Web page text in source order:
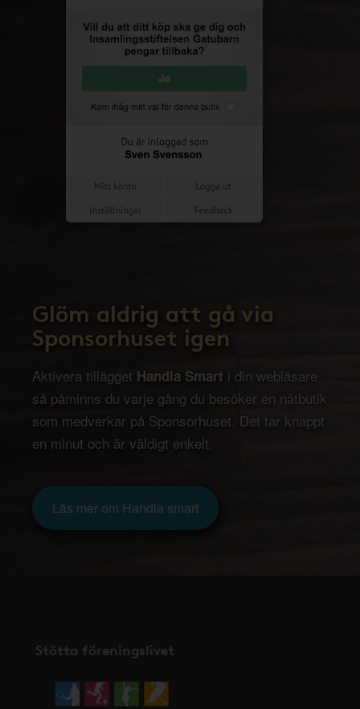
Glöm aldrig att gå via
Sponsorhuset igen
Aktivera tillägget Handla Smart i din webläsare
så påminns du varje gång du besöker en nätbutik
som medverkar på Sponsorhuset. Det tar knappt
en minut och är väldigt enkelt.
Läs mer om Handla smart
Stötta föreningslivet